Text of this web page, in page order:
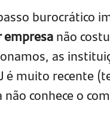
burocrático
não
as
é muito recente
não conhece o